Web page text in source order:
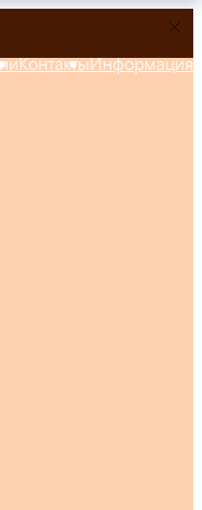
КонтактыИнформация